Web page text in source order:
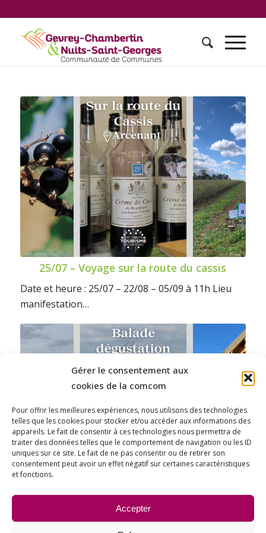
Gérer le consentement aux
cookies de la comcom
Pour offrir les meilleures expériences, nous utilisons des technologies
telles que les cookies pour stocker et/ou accéder aux informations des
appareils. Le fait de consentir à ces technologies nous permettra de
traiter des données telles que le comportement de navigation ou les ID
uniques sur ce site. Le fait de ne pas consentir ou de retirer son
consentement peut avoir un effet négatif sur certaines caractéristiques
et fonctions.
Accepter
25/07 – Voyage sur la route du cassis
Date et heure : 25/07 – 22/08 – 05/09 à 11h Lieu
manifestation…
08 et 25/07 – Balade dégustation dans les
vignes de la Côte de Nuits
Date et heure : 08/07 – 25/07 – 12/09 à 18h Lieu